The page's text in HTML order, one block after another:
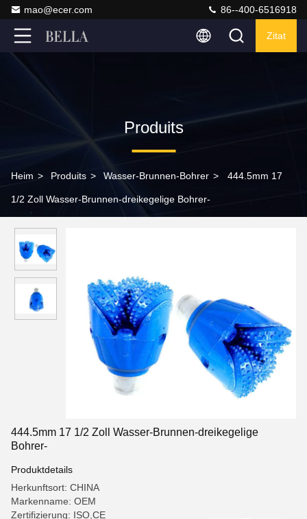
mao@ecer.com 86--400-6516918
Zitat
Produits
Heim > Produits > Wasser-Brunnen-Bohrer > 444.5mm 17
1/2 Zoll Wasser-Brunnen-dreikegelige Bohrer-
444.5mm 17 1/2 Zoll Wasser-Brunnen-dreikegelige
Bohrer-
Produktdetails
Herkunftsort: CHINA
Markenname: OEM
Zertifizierung: ISO,CE